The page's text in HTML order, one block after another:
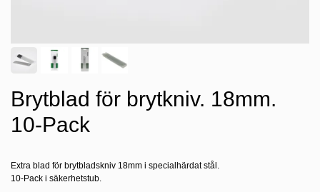
Brytblad för brytkniv. 18mm.
10-Pack
Extra blad för brytbladskniv 18mm i specialhärdat stål.
10-Pack i säkerhetstub.